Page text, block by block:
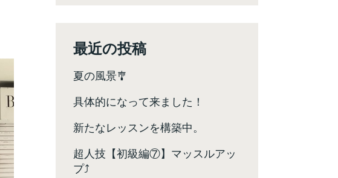
最近の投稿
夏の風景🎐
具体的になって来ました！
新たなレッスンを構築中。
超人技【初級編⑦】マッスルアッ
プ⤴️